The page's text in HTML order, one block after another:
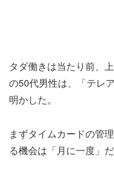
タダ働きは当たり前、
の50代男性は、「テレ
明かした。
まずタイムカードの管
る機会は「月に一度」